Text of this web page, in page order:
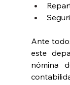
Ante
este
nómina